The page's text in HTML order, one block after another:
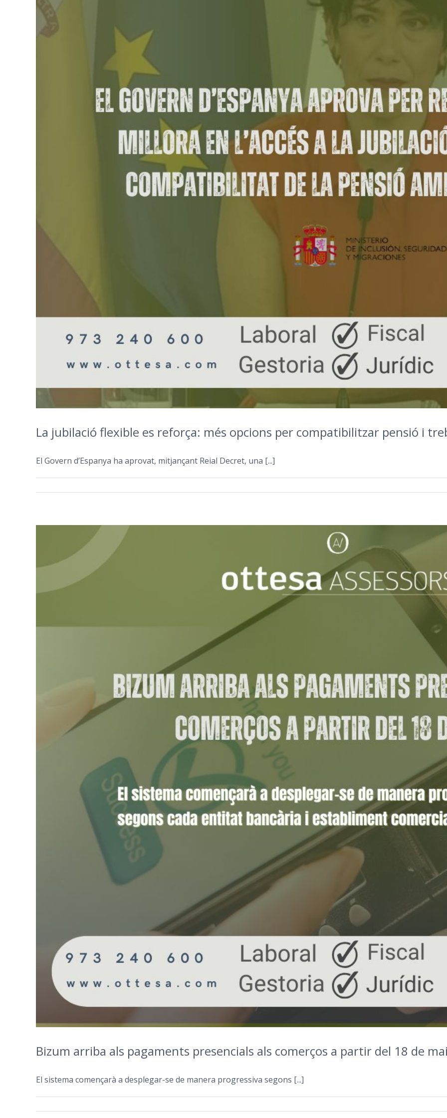
La jubilació flexible es reforça: més opcions per compatibilitzar pensió i
El Govern d’Espanya ha aprovat, mitjançant Reial Decret, una [...]
Bizum arriba als pagaments presencials als comerços a partir del 18 de
El sistema començarà a desplegar-se de manera progressiva segons [...]